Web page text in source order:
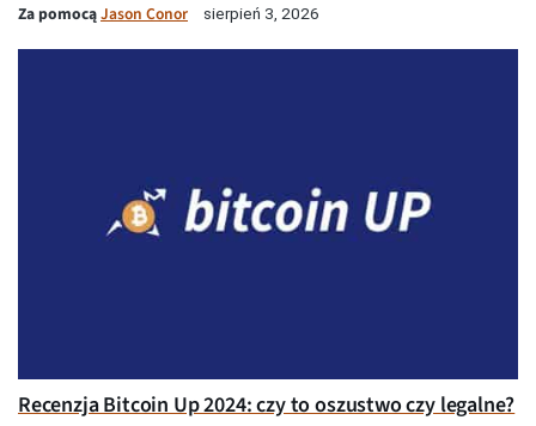
Za pomocąJason Conor sierpień 3, 2026
Recenzja Bitcoin Up 2024: czy to oszustwo czy legalne?